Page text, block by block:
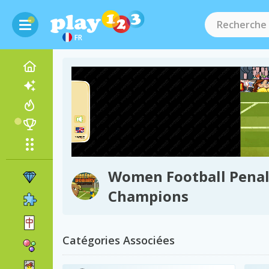
FR
Women Football
Champions
Catégories Associées